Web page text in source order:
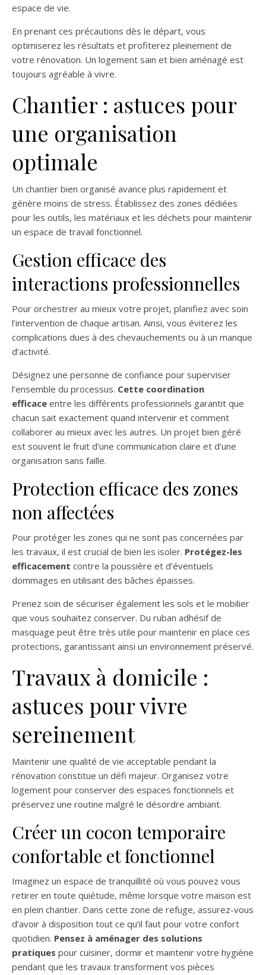
espace de vie.
En prenant ces précautions dès le départ, vous
optimiserez les résultats et profiterez pleinement de
votre rénovation. Un logement sain et bien aménagé est
toujours agréable à vivre.
Chantier : astuces pour
une organisation
optimale
Un chantier bien organisé avance plus rapidement et
génère moins de stress. Établissez des zones dédiées
pour les outils, les matériaux et les déchets pour maintenir
un espace de travail fonctionnel.
Gestion efficace des
interactions professionnelles
Pour orchestrer au mieux votre projet, planifiez avec soin
l’intervention de chaque artisan. Ainsi, vous éviterez les
complications dues à des chevauchements ou à un manque
d’activité.
Désignez une personne de confiance pour superviser
l’ensemble du processus. Cette coordination
efficace entre les différents professionnels garantit que
chacun sait exactement quand intervenir et comment
collaborer au mieux avec les autres. Un projet bien géré
est souvent le fruit d’une communication claire et d’une
organisation sans faille.
Protection efficace des zones
non affectées
Pour protéger les zones qui ne sont pas concernées par
les travaux, il est crucial de bien les isoler. Protégez-les
efficacement contre la poussière et d’éventuels
dommages en utilisant des bâches épaisses.
Prenez soin de sécuriser également les sols et le mobilier
que vous souhaitez conserver. Du ruban adhésif de
masquage peut être très utile pour maintenir en place ces
protections, garantissant ainsi un environnement préservé.
Travaux à domicile :
astuces pour vivre
sereinement
Maintenir une qualité de vie acceptable pendant la
rénovation constitue un défi majeur. Organisez votre
logement pour conserver des espaces fonctionnels et
préservez une routine malgré le désordre ambiant.
Créer un cocon temporaire
confortable et fonctionnel
Imaginez un espace de tranquillité où vous pouvez vous
retirer en toute quiétude, même lorsque votre maison est
en plein chantier. Dans cette zone de refuge, assurez-vous
d’avoir à disposition tout ce qu’il faut pour votre confort
quotidien. Pensez à aménager des solutions
pratiques pour cuisiner, dormir et maintenir votre hygiène
pendant que les travaux transforment vos pièces